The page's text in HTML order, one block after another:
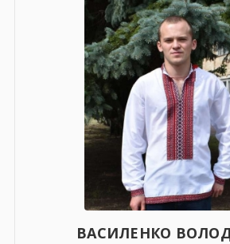
ВАСИЛЕНКО